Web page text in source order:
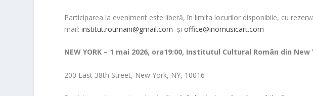
Participarea la eveniment este liberă, în limita locurilor disponibile, cu
mail:institut.roumain@gmail.com șioffice@inomusicart.com
NEW YORK – 1 mai 2026, ora19:00, Institutul Cultural Român din New
200 East 38th Street, New York, NY, 10016